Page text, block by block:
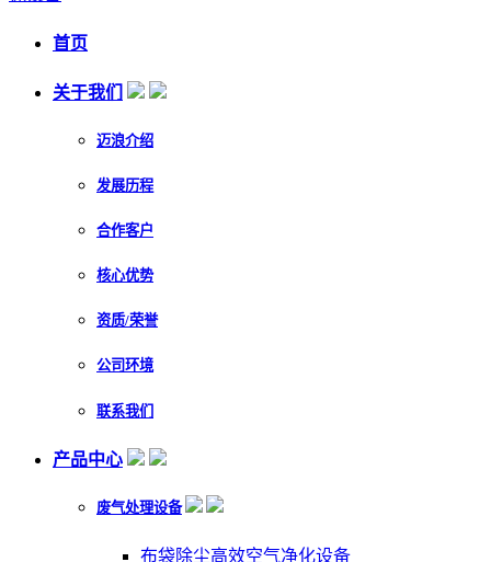
首页
关于我们
迈浪介绍
发展历程
合作客户
核心优势
资质/荣誉
公司环境
联系我们
产品中心
废气处理设备
布袋除尘高效空气净化设备